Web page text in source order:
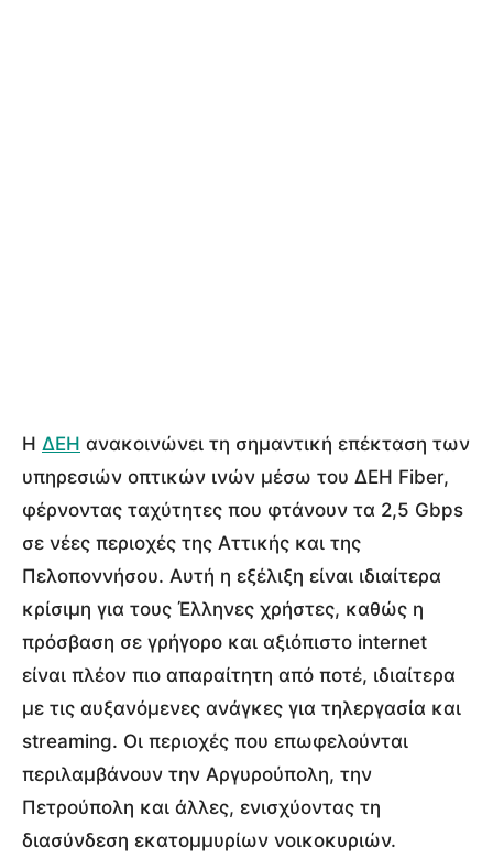
Η ΔΕΗ ανακοινώνει τη σημαντική επέκταση των
υπηρεσιών οπτικών ινών μέσω του ΔΕΗ Fiber,
φέρνοντας ταχύτητες που φτάνουν τα 2,5 Gbps
σε νέες περιοχές της Αττικής και της
Πελοποννήσου. Αυτή η εξέλιξη είναι ιδιαίτερα
κρίσιμη για τους Έλληνες χρήστες, καθώς η
πρόσβαση σε γρήγορο και αξιόπιστο internet
είναι πλέον πιο απαραίτητη από ποτέ, ιδιαίτερα
με τις αυξανόμενες ανάγκες για τηλεργασία και
streaming. Οι περιοχές που επωφελούνται
περιλαμβάνουν την Αργυρούπολη, την
Πετρούπολη και άλλες, ενισχύοντας τη
διασύνδεση εκατομμυρίων νοικοκυριών.